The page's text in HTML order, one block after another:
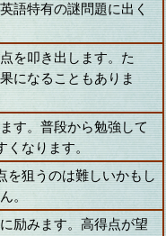
語特有の謎問題に出く
を叩き出します。た
になることもありま
す。普段から勉強して
なります。
を狙うのは難しいかもし
。
励みます。高得点が望